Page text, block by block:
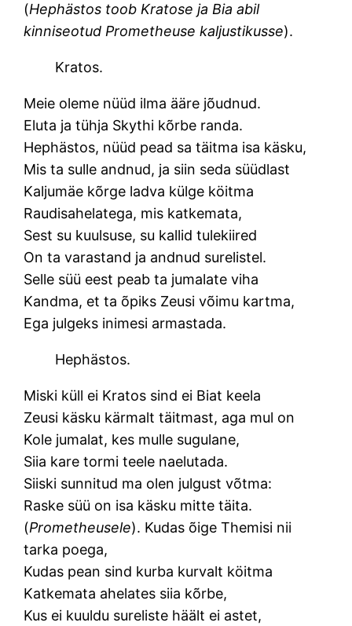
(Hephästos toob Kratose ja Bia abil
kinniseotud Prometheuse kaljustikusse).
Kratos.
Meie oleme nüüd ilma ääre jõudnud.
Eluta ja tühja Skythi kõrbe randa.
Hephästos, nüüd pead sa täitma isa käsku,
Mis ta sulle andnud, ja siin seda süüdlast
Kaljumäe kõrge ladva külge köitma
Raudisahelatega, mis katkemata,
Sest su kuulsuse, su kallid tulekiired
On ta varastand ja andnud surelistel.
Selle süü eest peab ta jumalate viha
Kandma, et ta õpiks Zeusi võimu kartma,
Ega julgeks inimesi armastada.
Hephästos.
Miski küll ei Kratos sind ei Biat keela
Zeusi käsku kärmalt täitmast, aga mul on
Kole jumalat, kes mulle sugulane,
Siia kare tormi teele naelutada.
Siiski sunnitud ma olen julgust võtma:
Raske süü on isa käsku mitte täita.
(Prometheusele). Kudas õige Themisi nii
tarka poega,
Kudas pean sind kurba kurvalt köitma
Katkemata ahelates siia kõrbe,
Kus ei kuuldu sureliste häält ei astet,